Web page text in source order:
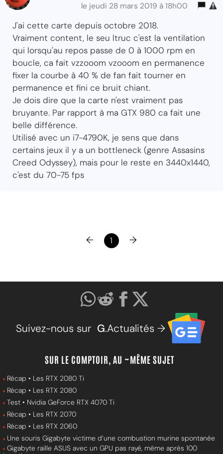
le jeudi 28 mars 2019 à 18h00
J'ai cette carte depuis octobre 2018.
Vraiment content, le seu ltruc c'est la ventilation
qui lorsqu'au repos passe de 0 à 1000 rpm en
boucle, ca fait vzzooom vzooom en permanence
fixer la courbe à 40 % de fan fait tourner en
permanence et fini ce bruit chiant.
Je dois dire que la carte n'est vraiment pas
bruyante. Par rapport à ma GTX 980 ca fait une
belle différence.
Utilisé avec un i7-4790K, je sens que dans
certains jeux il y a un bottleneck (genre Assasins
Creed Odyssey), mais pour le reste en 3440x1440,
c'est du 70-75 fps
← 1 →
Suivez-nous sur G.Actualités →
SUR LE COMPTOIR, AU ~MÊME SUJET
Récap • Les RTX 2080 Ti
Récap • Les RTX 2080
Test • Nvidia GeForce RTX 4070 Ti
Récap • Les RTX 2070
Récap • Les RTX 2060
Une souris Gigabyte victime d’une combustion murine spontanée
Gigabyte raille ASUS avec un GPU pas rayé, même après 100